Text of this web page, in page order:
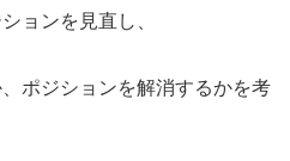
ョンを見直し、
ポジションを解消するかを考